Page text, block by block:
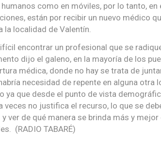
como en móviles, por lo tanto, en
están por recibir un nuevo médico
la localidad de Valentín.
encontrar un profesional que se
dijo el galeno, en la mayoría de los
médica, donde no hay se trata de
necesidad de repente en alguna otra
ya que desde el punto de vista
veces no justifica el recurso, lo que se
ver de qué manera se brinda más y
(RADIO TABARÉ)